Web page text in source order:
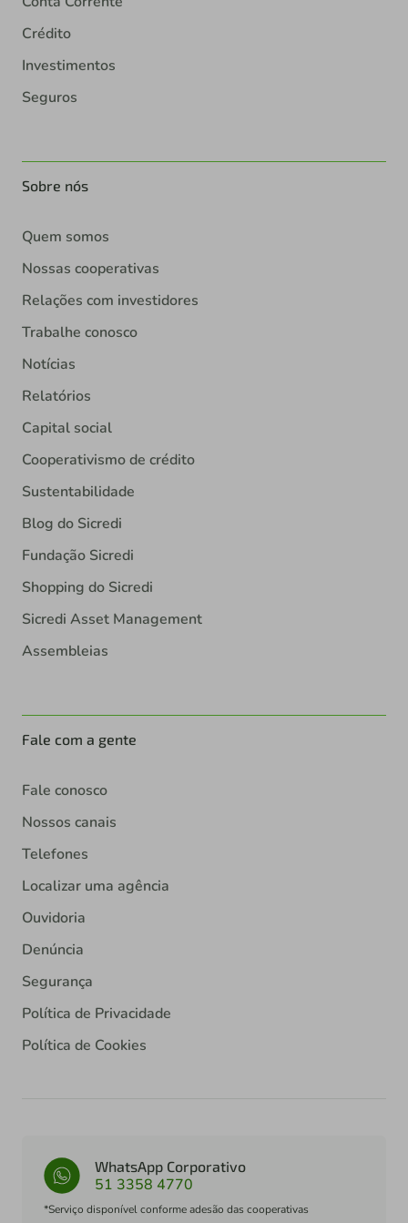
Crédito
Investimentos
Seguros
Sobre nós
Quem somos
Nossas cooperativas
Relações com investidores
Trabalhe conosco
Notícias
Relatórios
Capital social
Cooperativismo de crédito
Sustentabilidade
Blog do Sicredi
Fundação Sicredi
Shopping do Sicredi
Sicredi Asset Management
Assembleias
Fale com a gente
Fale conosco
Nossos canais
Telefones
Localizar uma agência
Ouvidoria
Denúncia
Segurança
Política de Privacidade
Política de Cookies
WhatsApp Corporativo
51 3358 4770
*Serviço disponível conforme adesão das cooperativas